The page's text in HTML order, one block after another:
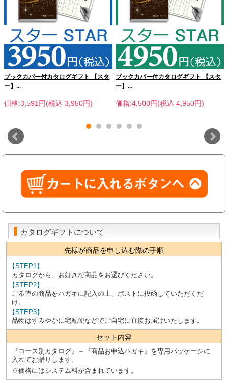
ブックカバー付カタログギフト 【スタ
ー】...
価格:3,591円(税込 3,950円)
ブックカバー付カタログギフト 【スタ
ー】...
価格:4,500円(税込 4,950円)
カタログギフトについて
先様が商品を申し込む際の手順
【STEP1】
カタログから、お好きな商品をお選びください。
【STEP2】
ご希望の商品をハガキに記入の上、ポストに投函していただくだ
け。
【STEP3】
品物はすみやかに宅配便などでご自宅に直接お届けいたします。
セット内容
『コース別カタログ』＋『商品お申込ハガキ』を専用パッケージに
入れてお贈りします。
※価格にはシステム料が含まれています。